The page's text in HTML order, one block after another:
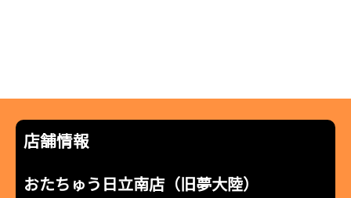
店舗情報
おたちゅう日立南店（旧夢大陸）